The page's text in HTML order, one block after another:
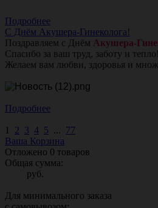
Подробнее
С Днём Акушера-Гинеколога!
Поздравляем с Днём Акушера-
Спасибо за ваш труд, заботу и тепло!
Желаем вам любви, здоровья и
Подробнее
1 2 3 4 5 ... 77
Ваша Корзина
Отложено 0 товаров
Общая сумма:
руб.
Для минимального заказа